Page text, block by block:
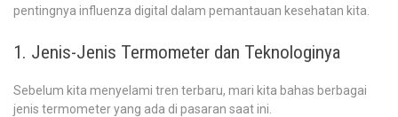
pentingnya influenza digital dalam pemantauan kesehatan kita.
1. Jenis-Jenis Termometer dan Teknologinya
Sebelum kita menyelami tren terbaru, mari kita bahas berbagai
jenis termometer yang ada di pasaran saat ini.